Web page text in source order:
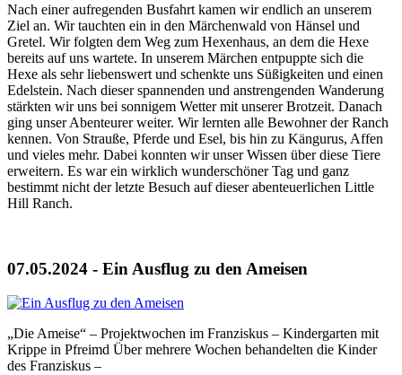
Nach einer aufregenden Busfahrt kamen wir endlich an unserem
Ziel an. Wir tauchten ein in den Märchenwald von Hänsel und
Gretel. Wir folgten dem Weg zum Hexenhaus, an dem die Hexe
bereits auf uns wartete. In unserem Märchen entpuppte sich die
Hexe als sehr liebenswert und schenkte uns Süßigkeiten und einen
Edelstein. Nach dieser spannenden und anstrengenden Wanderung
stärkten wir uns bei sonnigem Wetter mit unserer Brotzeit. Danach
ging unser Abenteurer weiter. Wir lernten alle Bewohner der Ranch
kennen. Von Strauße, Pferde und Esel, bis hin zu Kängurus, Affen
und vieles mehr. Dabei konnten wir unser Wissen über diese Tiere
erweitern. Es war ein wirklich wunderschöner Tag und ganz
bestimmt nicht der letzte Besuch auf dieser abenteuerlichen Little
Hill Ranch.
07.05.2024 - Ein Ausflug zu den Ameisen
„Die Ameise“ – Projektwochen im Franziskus – Kindergarten mit
Krippe in Pfreimd Über mehrere Wochen behandelten die Kinder
des Franziskus –